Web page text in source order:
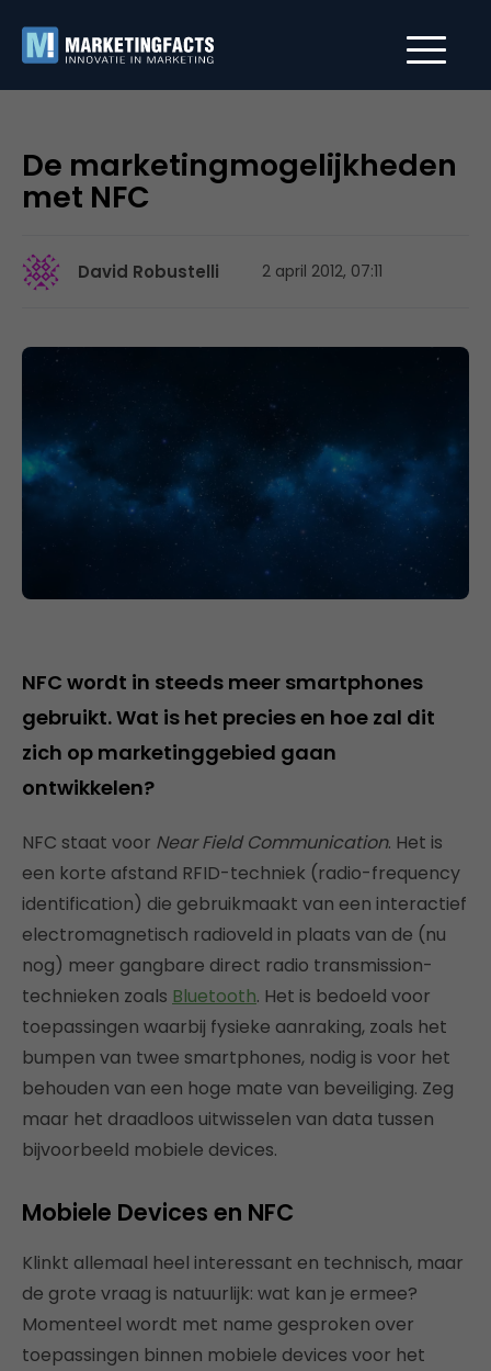
De marketingmogelijkheden
met NFC
David Robustelli 2 april 2012, 07:11
NFC wordt in steeds meer smartphones
gebruikt. Wat is het precies en hoe zal dit
zich op marketinggebied gaan
ontwikkelen?
NFC staat voor Near Field Communication. Het is
een korte afstand RFID-techniek (radio-frequency
identification) die gebruikmaakt van een interactief
electromagnetisch radioveld in plaats van de (nu
nog) meer gangbare direct radio transmission-
technieken zoals Bluetooth. Het is bedoeld voor
toepassingen waarbij fysieke aanraking, zoals het
bumpen van twee smartphones, nodig is voor het
behouden van een hoge mate van beveiliging. Zeg
maar het draadloos uitwisselen van data tussen
bijvoorbeeld mobiele devices.
Mobiele Devices en NFC
Klinkt allemaal heel interessant en technisch, maar
de grote vraag is natuurlijk: wat kan je ermee?
Momenteel wordt met name gesproken over
toepassingen binnen mobiele devices voor het